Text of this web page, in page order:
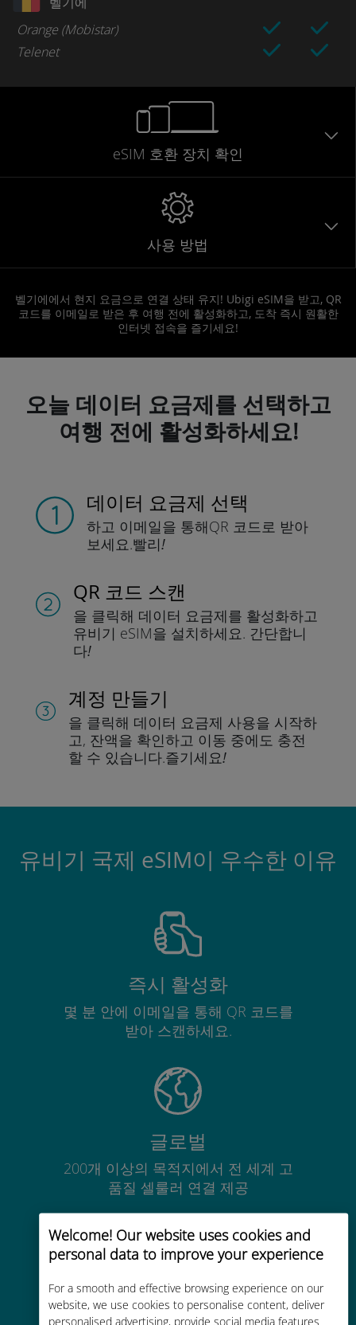
Welcome! Our website uses cookies and
personal data to improve your experience
For a smooth and effective browsing experience on our
website, we use cookies to personalise content, deliver
personalised advertising, provide social media features
Orange (Mobistar)
Telenet
eSIM 호환 장치 확인
사용 방법
벨기에에서 현지 요금으로 연결 상태 유지! Ubigi eSIM을 받고, QR
코드를 이메일로 받은 후 여행 전에 활성화하고, 도착 즉시 원활한
인터넷 접속을 즐기세요!
오늘 데이터 요금제를 선택하고
여행 전에 활성화하세요!
데이터 요금제 선택
하고 이메일을 통해QR 코드로 받아
보세요.빨리!
QR 코드 스캔
을 클릭해 데이터 요금제를 활성화하고
유비기 eSIM을 설치하세요. 간단합니
다!
계정 만들기
을 클릭해 데이터 요금제 사용을 시작하
고, 잔액을 확인하고 이동 중에도 충전
할 수 있습니다.즐기세요!
유비기 국제 eSIM이 우수한 이유
즉시 활성화
몇 분 안에 이메일을 통해 QR 코드를
받아 스캔하세요.
글로벌
200개 이상의 목적지에서 전 세계 고
품질 셀룰러 연결 제공
비용 효율적